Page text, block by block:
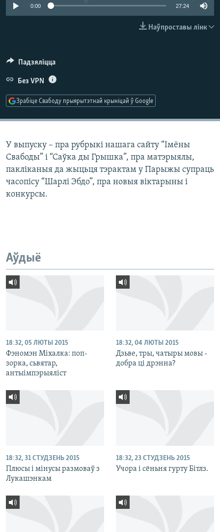
КУЛЬТУРА
МОВА0:00 27:24
Наўпроставы лінк
Падзяліцца
Без VPN
Зрабіце Свабоду прыярытэтнай крыніцай ў Google
У выпуску – пра рубрыкі нашага сайту “Імёны
Свабоды” і “Саўка ды Грышка”, пра матэрыялы,
пакліканыя да жыцьця тэрактам у Парыжы супраць
часопісу “Шарлі Эбдо”, пра новыя віктарыны і
конкурсы.
Аўдыё
18:32, 05 ЛЮТЫ 2015
Фэномэн Міхалка: поп-
зорка, сьвятар,
антыімпэрыяліст
18:32, 04 ЛЮТЫ 2015
Дзьве, тры, чатыры мовы -
добра ці дрэнна?
18:32, 31 СТУДЗЕНЬ 2015
Плюсы і мінусы размоваў з
Лукашэнкам
18:32, 23 СТУДЗЕНЬ 2015
Учора і сёньня гурту Бітлз.